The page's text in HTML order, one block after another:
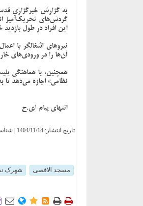
به گزارش خبرگزاری
گردش‌های تحریک‌آمیز
این افراد در طول
نیروهای اشغالگر با
آن‌ها را در ورودی‌های
همچنین، با هماهنگی
نظامی» اجازه می‌دهد تا
انتهای پیام /ی.ح
تاریخ انتشار:1404/11/14
|
مسجد الاقصی شهرک
     